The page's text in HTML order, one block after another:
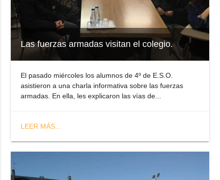
Las fuerzas armadas visitan el colegio.
El pasado miércoles los alumnos de 4º de E.S.O.
asistieron a una charla informativa sobre las fuerzas
armadas. En ella, les explicaron las vías de...
LEER MÁS...